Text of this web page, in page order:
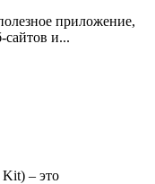
приложение,
сайтов и...
– это